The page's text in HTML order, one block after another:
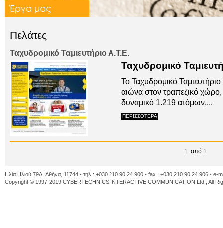
Πελάτες
Ταχυδρομικό Ταμιευτήριο Α.Τ.Ε.
Ταχυδρομικό
Το Ταχυδρομικό
αιώνα στον τραπεζικό χώρο,
δυναμικό 1.219 ατόμων,...
ΠΕΡΙΣΣΟΤΕΡΑ
1 από 1
Ηλία Ηλιού 79A, Αθήνα, 11744 - τηλ.: +030 210 90.24.900 - fax.: +030 210 90.24.906 - e-
Copyright © 1997-2019 CYBERTECHNICS INTERACTIVE COMMUNICATION Ltd., All